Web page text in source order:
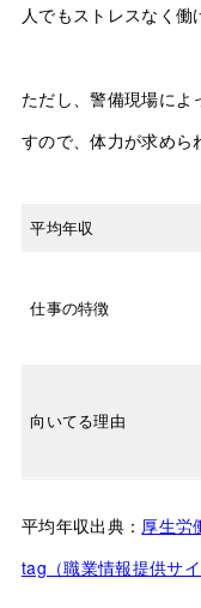
人でもストレスなく働
ただし、警備現場によ
すので、体力が求めら
平均年収
仕事の特徴
向いてる理由
平均年収出典： 厚生労
tag（職業情報提供サ